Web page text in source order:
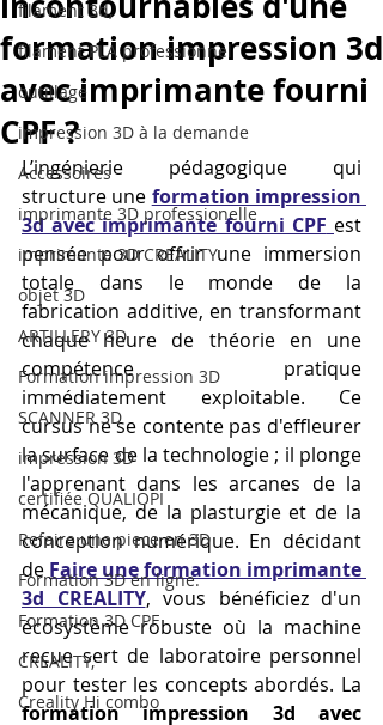
filament 3d,
filament PLA professionnel
outillage
impression 3D à la demande
Accessoires
imprimante 3D professionelle
imprimante 3D CREALITY
objet 3D
ARTILLERY 3D
Formation impression 3D
SCANNER 3D
impression 3D
certifiée QUALIOPI
Refaire une piece en 3D
Formation 3D en ligne.
Formation 3D CPF
CREALITY,
Creality Hi combo
formation impression 3d
avec imprimante fourni
CPF ?
L’ingénierie pédagogique qui
structure une formation impression
3d avec imprimante fourni CPF est
pensée pour offrir une immersion
totale dans le monde de la
fabrication additive, en transformant
chaque heure de théorie en une
compétence pratique
immédiatement exploitable. Ce
cursus ne se contente pas d'effleurer
la surface de la technologie ; il plonge
l'apprenant dans les arcanes de la
mécanique, de la plasturgie et de la
conception numérique. En décidant
de Faire une formation imprimante
3d CREALITY, vous bénéficiez d'un
écosystème robuste où la machine
reçue sert de laboratoire personnel
formation impression 3d avec